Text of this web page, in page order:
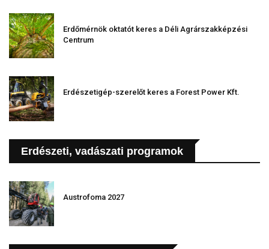
Erdőmérnök oktatót keres a Déli Agrárszakképzési
Centrum
Erdészetigép-szerelőt keres a Forest Power Kft.
Erdészeti, vadászati programok
Austrofoma 2027